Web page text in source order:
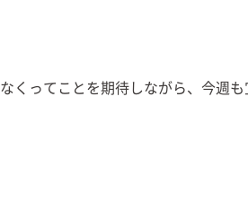
くってことを期待しながら、今週も